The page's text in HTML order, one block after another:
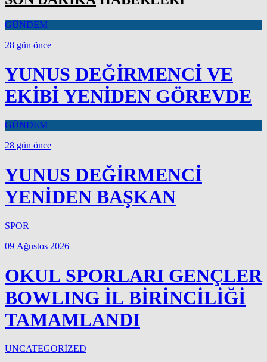
GÜNDEM
28 gün önce
YUNUS DEĞİRMENCİ VE
EKİBİ YENİDEN GÖREVDE
GÜNDEM
28 gün önce
YUNUS DEĞİRMENCİ
YENİDEN BAŞKAN
SPOR
09 Ağustos 2026
OKUL SPORLARI GENÇLER
BOWLING İL BİRİNCİLİĞİ
TAMAMLANDI
UNCATEGORİZED